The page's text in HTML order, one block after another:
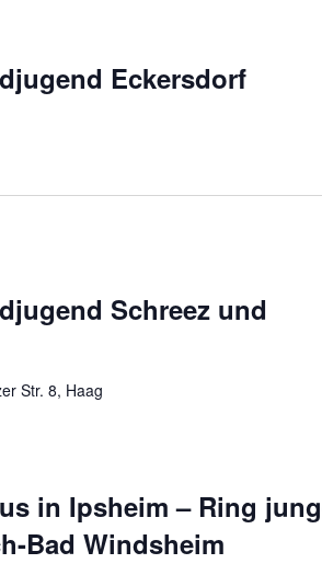
Eckersdorf
Schreez und
Str. 8, Haag
in Ipsheim – Ring
Bad Windsheim